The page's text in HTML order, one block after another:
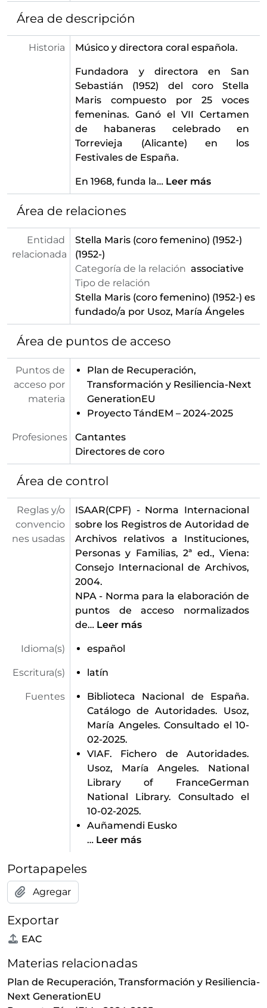
Área de descripción
Historia Músico y directora coral española.
Fundadora y directora en San
Sebastián (1952) del coro Stella
Maris compuesto por 25 voces
femeninas. Ganó el VII Certamen
de habaneras celebrado en
Torrevieja (Alicante) en los
Festivales de España.
En 1968, funda la… Leer más
Área de relaciones
Entidad
relacionada
Stella Maris (coro femenino) (1952-)
(1952-)
Categoría de la relación associative
Tipo de relación
Stella Maris (coro femenino) (1952-) es
fundado/a por Usoz, María Ángeles
Área de puntos de acceso
Puntos de
acceso por
materia
Plan de Recuperación,
Transformación y Resiliencia-Next
GenerationEU
Proyecto TándEM – 2024-2025
Profesiones
Cantantes
Directores de coro
Área de control
Reglas y/o
convencio
nes usadas
ISAAR(CPF) - Norma Internacional
sobre los Registros de Autoridad de
Archivos relativos a Instituciones,
Personas y Familias, 2ª ed., Viena:
Consejo Internacional de Archivos,
2004.
NPA - Norma para la elaboración de
puntos de acceso normalizados
de… Leer más
Idioma(s) español
Escritura(s) latín
Fuentes
Biblioteca Nacional de España.
Catálogo de Autoridades. Usoz,
María Angeles. Consultado el 10-
02-2025.
VIAF. Fichero de Autoridades.
Usoz, María Angeles. National
Library of FranceGerman
National Library. Consultado el
10-02-2025.
Auñamendi Eusko
… Leer más
Portapapeles
Agregar
Exportar
EAC
Materias relacionadas
Plan de Recuperación, Transformación y Resiliencia-
Next GenerationEU